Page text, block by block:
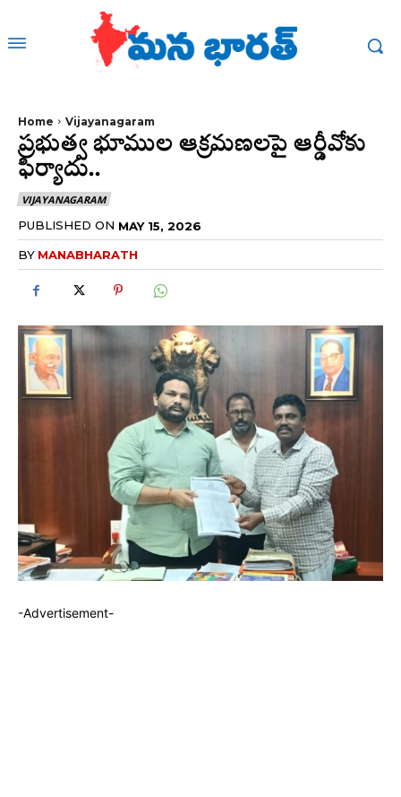
Home Vijayanagaram
ప్రభుత్వ భూముల ఆక్రమణలపై ఆర్డీవోకు
ఫిర్యాదు..
VIJAYANAGARAM
PUBLISHED ON MAY 15, 2026
BY MANABHARATH
-Advertisement-